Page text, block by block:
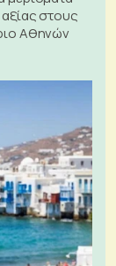
στους
Αθηνών